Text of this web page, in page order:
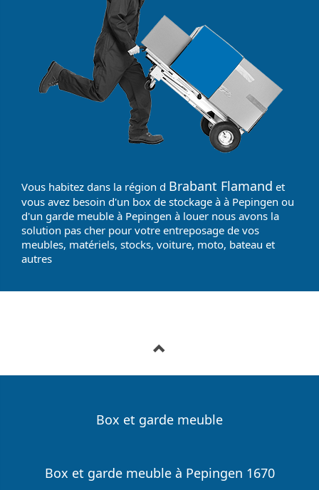
Vous habitez dans la région d Brabant Flamand et
vous avez besoin d'un box de stockage à à Pepingen ou
d'un garde meuble à Pepingen à louer nous avons la
solution pas cher pour votre entreposage de vos
meubles, matériels, stocks, voiture, moto, bateau et
autres
Box et garde meuble
Box et garde meuble à Pepingen 1670